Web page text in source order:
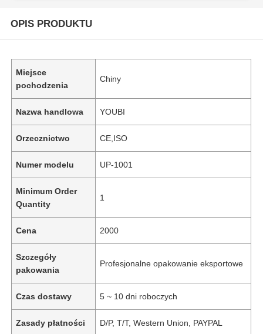
OPIS PRODUKTU
Miejsce
pochodzenia
Chiny
Nazwa handlowa YOUBI
Orzecznictwo CE,ISO
Numer modelu UP-1001
Minimum Order
Quantity
1
Cena 2000
Szczegóły
pakowania
Profesjonalne opakowanie eksportowe
Czas dostawy 5 ~ 10 dni roboczych
Zasady płatności D/P, T/T, Western Union, PAYPAL